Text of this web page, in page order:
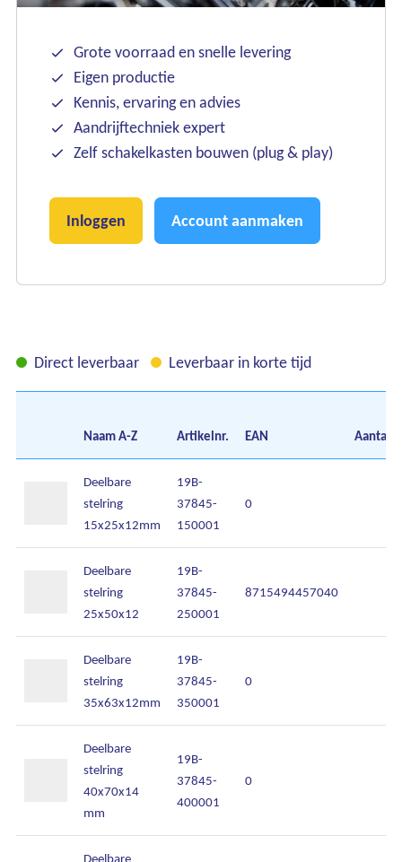
Onze diensten
Contact
Grote voorraad en snelle levering
Eigen productie
Kennis, ervaring en advies
Aandrijftechniek expert
Zelf schakelkasten bouwen (plug & play)
Inloggen Account aanmaken
Direct leverbaar Leverbaar in korte tijd
NaamA-Z Artikelnr. EAN Aantal
Deelbare
stelring
15x25x12mm
19B-
37845-
150001
0
Deelbare
stelring
25x50x12
19B-
37845-
250001
8715494457040
Deelbare
stelring
35x63x12mm
19B-
37845-
350001
0
Deelbare
stelring
40x70x14
mm
19B-
37845-
400001
0
Deelbare